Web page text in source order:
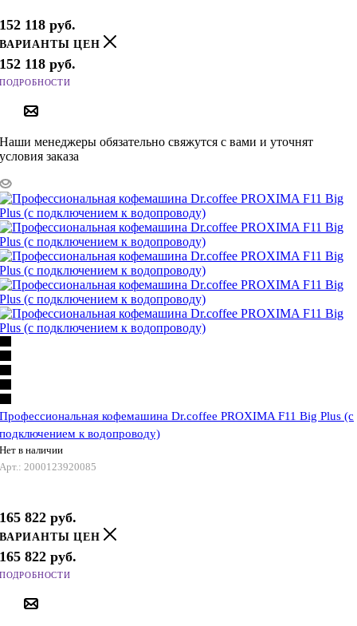
152 118 руб.
ВАРИАНТЫ ЦЕН
152 118 руб.
ПОДРОБНОСТИ
Наши менеджеры обязательно свяжутся с вами и уточнят
условия заказа
Профессиональная кофемашина Dr.coffee PROXIMA F11 Big Plus (с
подключением к водопроводу)
Нет в наличии
Арт.: 2000123920085
165 822 руб.
ВАРИАНТЫ ЦЕН
165 822 руб.
ПОДРОБНОСТИ